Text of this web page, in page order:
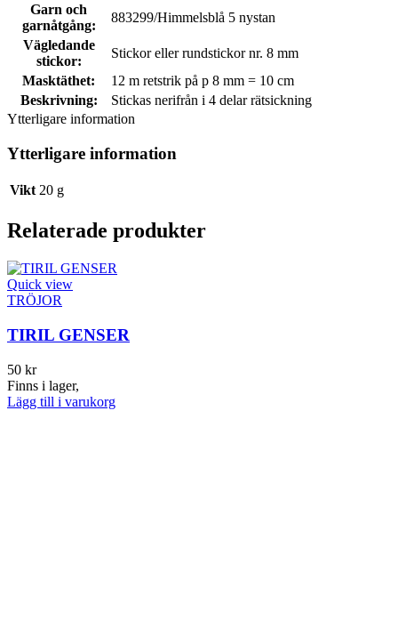
Garn och
garnåtgång:
883299/Himmelsblå 5 nystan
Vägledande
stickor:
Stickor eller rundstickor nr. 8 mm
Masktäthet:
12 m retstrik på p 8 mm = 10 cm
Beskrivning:
Stickas nerifrån i 4 delar rätsickning
Ytterligare information
Ytterligare information
Vikt 20 g
Relaterade produkter
Quick view
TRÖJOR
TIRIL GENSER
50 kr
Finns i lager,
Lägg till i varukorg